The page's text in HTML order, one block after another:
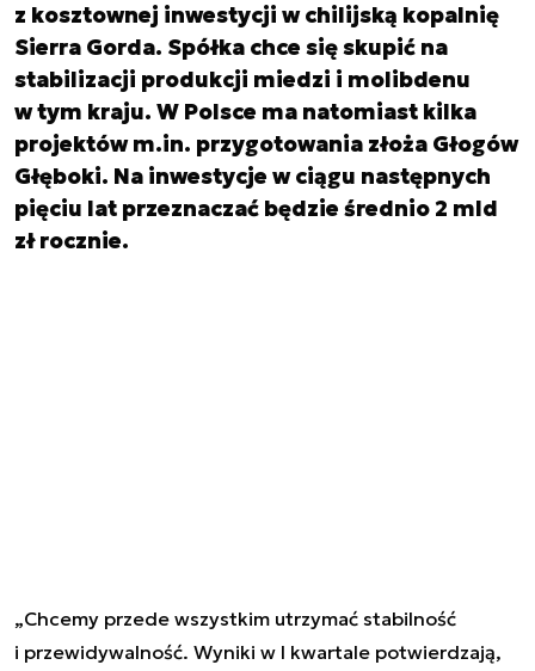
z kosztownej inwestycji w chilijską kopalnię
Sierra Gorda. Spółka chce się skupić na
stabilizacji produkcji miedzi i molibdenu
w tym kraju. W Polsce ma natomiast kilka
projektów m.in. przygotowania złoża Głogów
Głęboki. Na inwestycje w ciągu następnych
pięciu lat przeznaczać będzie średnio 2 mld
zł rocznie.
„Chcemy przede wszystkim utrzymać stabilność
i przewidywalność. Wyniki w I kwartale potwierdzają,